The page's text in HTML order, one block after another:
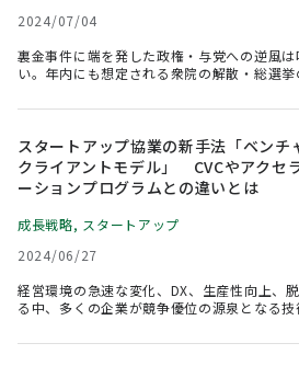
2024/07/04
裏金事件に端を発した政権・与党への逆風
い。年内にも想定される衆院の解散・総選
党を維持するために自民が日本維新の会を
たうえで、仮に政権入りした際に政府の経済
のような変化をもたらし得るのか考えたい。
スタートアップ協業の新手法「ベンチ
クライアントモデル」 CVCやアクセ
ーションプログラムとの違いとは
成長戦略, スタートアップ
2024/06/27
経営環境の急速な変化、DX、生産性向上、
る中、多くの企業が競争優位の源泉となる
る。政府も予算約1兆円の政策「スタートア